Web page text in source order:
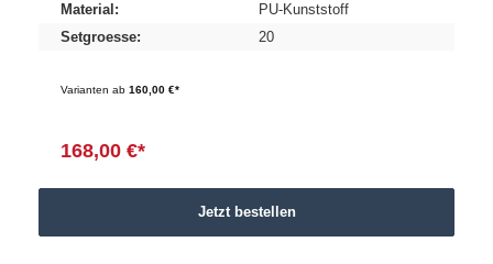
Material:
PU-Kunststoff
Setgroesse:
20
Varianten ab160,00 €*
168,00 €*
Jetzt bestellen